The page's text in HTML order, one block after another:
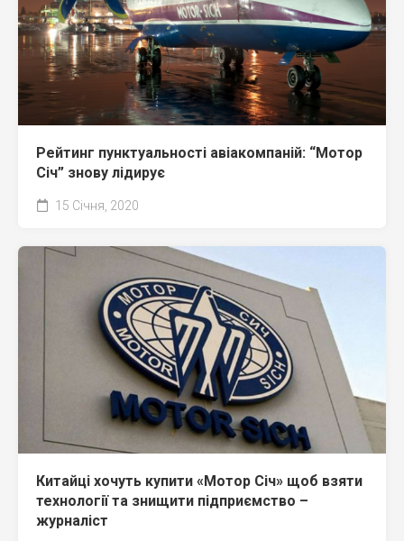
Рейтинг пунктуальності авіакомпаній: “Мотор
Січ” знову лідирує
15 Січня, 2020
Китайці хочуть купити «Мотор Січ» щоб взяти
технології та знищити підприємство –
журналіст